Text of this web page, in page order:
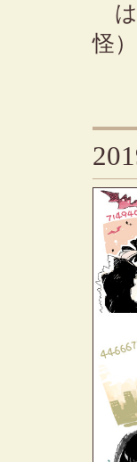
は
怪）